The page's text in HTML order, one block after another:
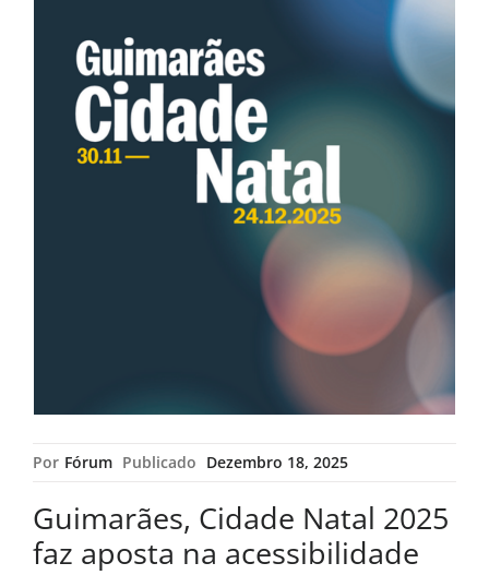
Por Fórum Publicado Dezembro 18, 2025
Guimarães, Cidade Natal 2025
faz aposta na acessibilidade